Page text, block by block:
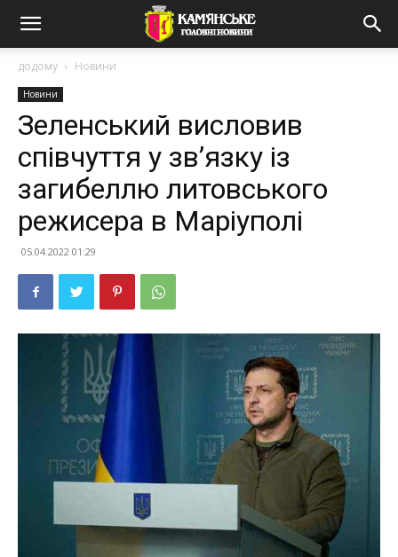
додому Новини
Новини
Зеленський висловив
співчуття у зв’язку із
загибеллю литовського
режисера в Маріуполі
05.04.2022 01:29